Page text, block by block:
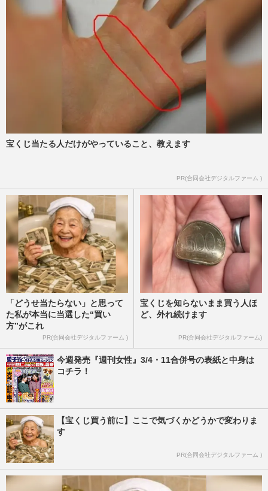
彬子さま、皇族費が《1年で1500万円増
額》に 〈麻生太郎の姪だから〉疑念と
「男女格差是正」の指摘
週刊女性2026年8月11日号 2026/7/28
天皇ご一家が2年連続ご着用、愛子さま
の“5500円かりゆし” 製造元が明かす驚き
の反響「まさかうちの商品と…
2026/7/23
雅子さまと愛子さま、「かりゆしリンクコ
宝くじ当たる人だけがやっていること、教えます
PR(合同会社デジタルファーム )
「どうせ当たらない」と思って
た私が本当に当選した“買い
方”がこれ
PR(合同会社デジタルファーム )
宝くじを知らないまま買う人ほ
ど、外れ続けます
PR(合同会社デジタルファーム)
今週発売『週刊女性』3/4・11合併号の表紙と中身は
コチラ！
【宝くじ買う前に】ここで気づくかどうかで変わりま
す
PR(合同会社デジタルファーム )